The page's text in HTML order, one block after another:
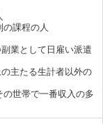
課程の人
業として日雇い派遣
主たる生計者以外の
世帯で一番収入の多